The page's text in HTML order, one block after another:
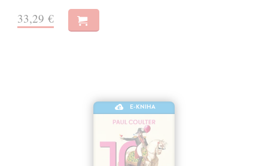
33,29 €
E-KNIHA